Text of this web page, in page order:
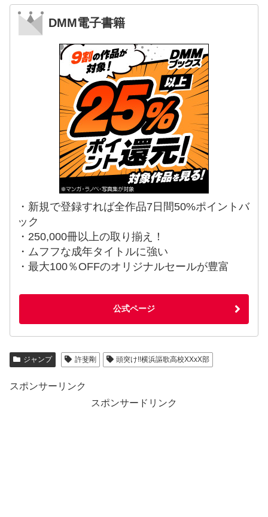
DMM電子書籍
・新規で登録すれば全作品7日間50%ポイントバ
ック
・250,000冊以上の取り揃え！
・ムフフな成年タイトルに強い
・最大100％OFFのオリジナルセールが豊富
公式ページ
ジャンプ 許斐剛 頭突け!!横浜謳歌高校XXxX部
スポンサーリンク
スポンサードリンク